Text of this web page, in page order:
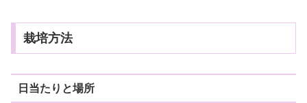
栽培方法
日当たりと場所